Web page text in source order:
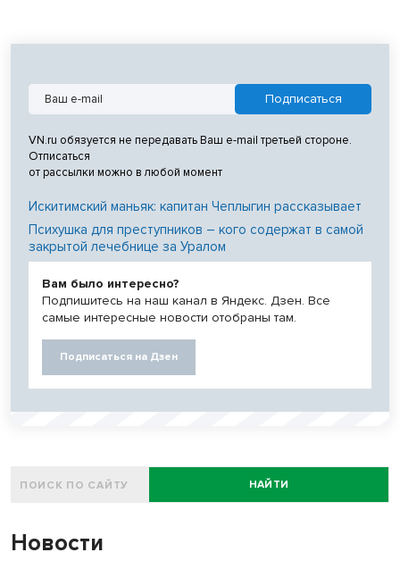
VN.ru обязуется не передавать Ваш e-mail третьей стороне.
Отписаться
от рассылки можно в любой момент
Искитимский маньяк: капитан Чеплыгин рассказывает
Психушка для преступников – кого содержат в самой
закрытой лечебнице за Уралом
Вам было интересно?
Подпишитесь на наш канал в Яндекс. Дзен. Все
самые интересные новости отобраны там.
Подписаться на Дзен
НАЙТИ
Новости